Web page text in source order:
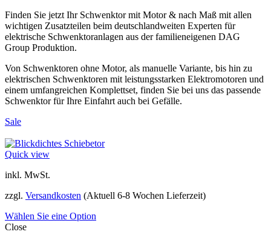
Finden Sie jetzt Ihr Schwenktor mit Motor & nach Maß mit allen
wichtigen Zusatzteilen beim deutschlandweiten Experten für
elektrische Schwenktoranlagen aus der familieneigenen DAG
Group Produktion.
Von Schwenktoren ohne Motor, als manuelle Variante, bis hin zu
elektrischen Schwenktoren mit leistungsstarken Elektromotoren und
einem umfangreichen Komplettset, finden Sie bei uns das passende
Schwenktor für Ihre Einfahrt auch bei Gefälle.
Sale
Quick view
inkl. MwSt.
zzgl. Versandkosten (Aktuell 6-8 Wochen Lieferzeit)
Wählen Sie eine Option
Close